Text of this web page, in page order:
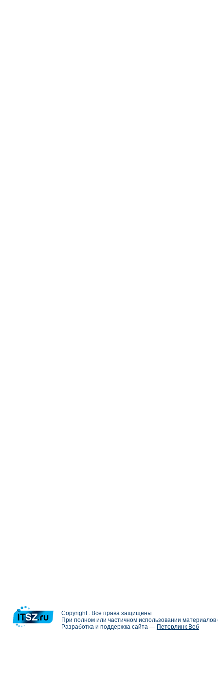
Copyright . Все права защищены
При полном или частичном использовании
Разработка и поддержка сайта — Петерлинк Веб